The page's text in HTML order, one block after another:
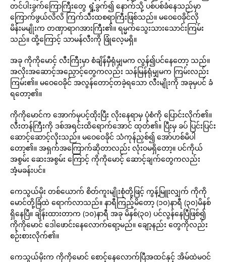
တင်ပါးခွက်ကြောကြီးတွေ ရှုံ့ခွက်၍ နောက်သို့ ပစ်ပစ်ခံနေသည်မှာ
ကြောက်ဖွယ်လိလိ ကြက်သီးထစရာကြီးဖြစ်သည်။ မဝေဝေခိုင်လို
မိန်းမမျိုးက တဏှာရာဂအားကြီး၏။ ရမ္မက်သွေးသားသောင်းကြမ်း
သည်။ ထို့ကြောင့် သာမန်လီးကို ဖြုံလေ့မရှိ။
အခု ကိုကိုမောင့် လီးကြီးမှာ စံချိန်မှီရုံမျှမက လွန်၍ပင်နေတော့ သည်။
အလိုးအဆောင့်အညှောင့်တွေကလည်း သန်မြန်ရုံမျှမက ကြမ်းလည်း
ကြမ်း၏။ မဝေဝေခိုင် အလွန်တောင့်တခဲ့ရသော လီးမျိုးကို အခုမှပင် ခံ
ရတော့၏။
ကိုကိုမောင်က အောက်မှပင့်ထိုးပြီး လိုးနေရာမှ ပုံစံကို ပြောင်းလိုက်၏။
လီးတန်ကြီးကို ဒစ်အရင်းထိရောက်အောင် ထုတ်၏။ ပြီးမှ ခပ် ပြင်းပြင်း
ဆောင့်ဆောင့်လိုးသည်။ မဝေဝေခိုင် သံကုန်ညှစ်၍ အော်ဟစ်မိပါ
တော့၏။ အရှက်အကြောက်ဆိုတာလည်း လုံးဝမရှိတော့။ ပင်ကိုယ်
အစွမ်း ဆေးအစွမ်း ကြောင့် ကိုကိုမောင့် ဆောင့်ချက်တွေကလည်း
အံ့မခန်းပင်။
ကေသွယ်မိုး တစ်ယောက် စိတ်ကူးမျိုးစုံတို့ဖြင့် ကွန့်မြူးလျှက် ကိုကို
မောင်တို့ခြံထဲ ရောက်လာသည်။ နာရီကြည့်မိတော့ (၁၀)နာရီ (၃၀)မိနစ်
ရှိနေပြီ။ ချိန်းထားတာက (၁၀)နာရီ အခု မိနစ်(၃၀) ပင်လွန်နေပြီဖြစ်၍
ကိုကိုမောင် ဒေါဖောင်းနေလောက်ရော့မည်။ ချော့နည်း တွေကိုလည်း
စဉ်းစားလိုက်၏။
ကေသွယ်မိုးက ကိုကိုမောင် စောင့်နေလောက်ပြီအထင်နှင့် အိမ်ထဲမဝင်